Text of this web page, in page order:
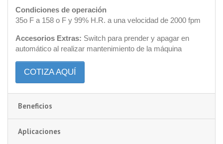
Condiciones de operación
35o F a 158 o F y 99% H.R. a una velocidad de 2000 fpm
Accesorios Extras: Switch para prender y apagar en
automático al realizar mantenimiento de la máquina
COTIZA AQUÍ
Beneficios
Aplicaciones